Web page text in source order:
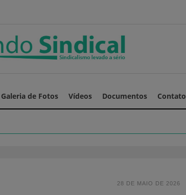
Galeria de Fotos Vídeos Documentos Contato
28 DE MAIO DE 2026